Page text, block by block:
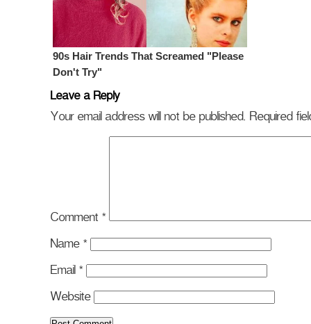
Leave a Reply
Your email address will not be published. Required
Comment *
Name *
Email *
Website